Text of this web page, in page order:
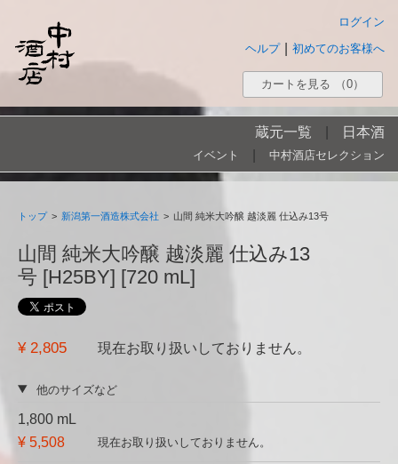
ログイン
初めてのお客様へ
ヘルプ
カートを見る （0）
蔵元一覧 日本酒
イベント 中村酒店セレクション
トップ > 新潟第一酒造株式会社 > 山間 純米大吟醸 越淡麗 仕込み13号
山間 純米大吟醸 越淡麗 仕込み13
号 [H25BY] [720 mL]
¥ 2,805 現在お取り扱いしておりません。
他のサイズなど
1,800 mL
¥ 5,508
現在お取り扱いしておりません。